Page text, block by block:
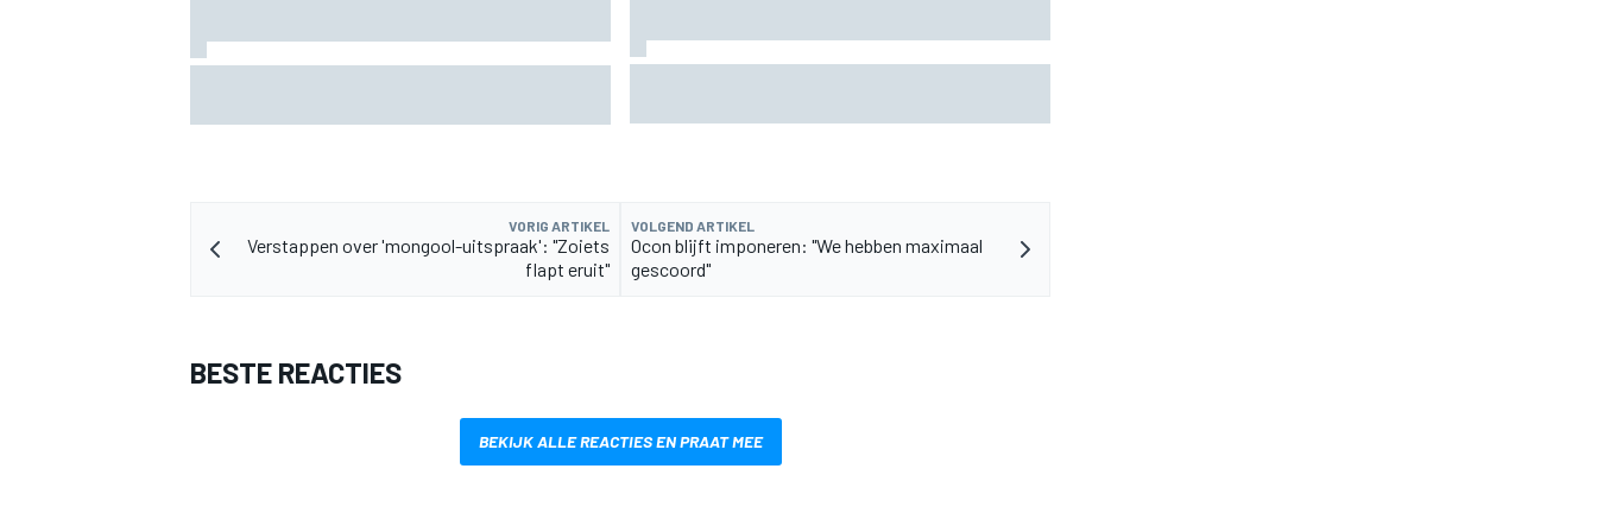
VORIG ARTIKEL
Verstappen over 'mongool-uitspraak': "Zoiets
flapt eruit"
VOLGEND ARTIKEL
Ocon blijft imponeren: "We hebben maximaal
gescoord"
BESTE REACTIES
BEKIJK ALLE REACTIES EN PRAAT MEE